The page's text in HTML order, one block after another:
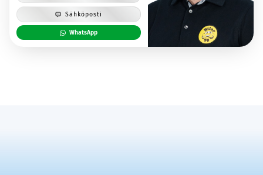
Sähköposti
WhatsApp